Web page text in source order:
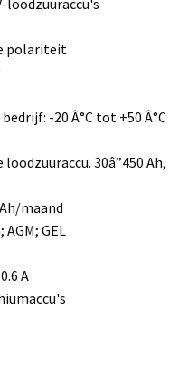
polariteit
-20 Â°C tot +50 Â°C
30â”450 Ah,
maand
AGM; GEL
A